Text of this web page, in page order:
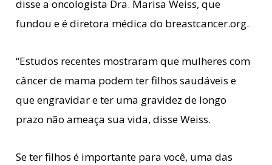
disse a oncologista Dra. Marisa Weiss, que
fundou e é diretora médica do breastcancer.org.
“Estudos recentes mostraram que mulheres com
câncer de mama podem ter filhos saudáveis e
que engravidar e ter uma gravidez de longo
prazo não ameaça sua vida, disse Weiss.
Se ter filhos é importante para você, uma das